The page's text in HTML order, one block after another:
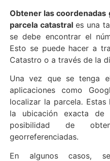
Obtener las
parcela catastrales una
se debe encontrar el
Esto se puede hacer a
Catastro o a través de la
Una vez que se tenga
aplicaciones como
localizar la parcela.
la ubicación exacta
posibilidad de
georreferenciadas.
En algunos casos,